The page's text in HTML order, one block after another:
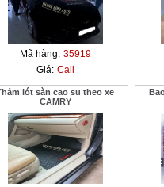
Mã hàng: 35919
Giá: Call
lót sàn cao su theo xe
CAMRY